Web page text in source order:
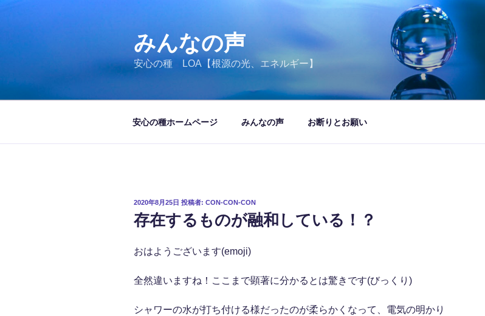
みんなの声
安心の種 LOA【根源の光、エネルギー】
安心の種ホームページ みんなの声 お断りとお願い
投
日:
2020年8月25日 投稿者: CON-CON-CON
存在するものが融和している！？
おはようございます(emoji)
全然違いますね！ここまで顕著に分かるとは驚きです(びっくり)
シャワーの水が打ち付ける様だったのが柔らかくなって、電気の明かり